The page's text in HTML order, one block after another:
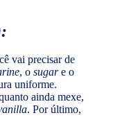
vai precisar de
, o sugare o
uniforme.
ainda mexe,
. Por último,